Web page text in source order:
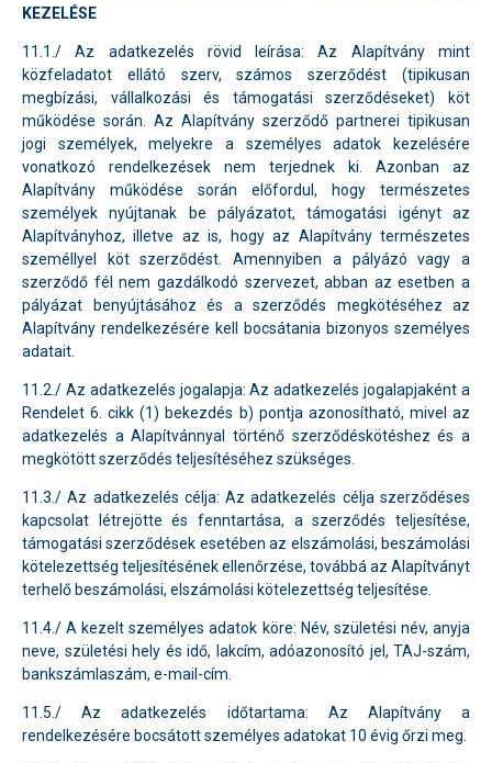
KEZELÉSE
11.1./ Az adatkezelés rövid leírása: Az Alapítvány mint
közfeladatot ellátó szerv, számos szerződést (tipikusan
megbízási, vállalkozási és támogatási szerződéseket) köt
működése során. Az Alapítvány szerződő partnerei tipikusan
jogi személyek, melyekre a személyes adatok kezelésére
vonatkozó rendelkezések nem terjednek ki. Azonban az
Alapítvány működése során előfordul, hogy természetes
személyek nyújtanak be pályázatot, támogatási igényt az
Alapítványhoz, illetve az is, hogy az Alapítvány természetes
személlyel köt szerződést. Amennyiben a pályázó vagy a
szerződő fél nem gazdálkodó szervezet, abban az esetben a
pályázat benyújtásához és a szerződés megkötéséhez az
Alapítvány rendelkezésére kell bocsátania bizonyos személyes
adatait.
11.2./ Az adatkezelés jogalapja: Az adatkezelés jogalapjaként a
Rendelet 6. cikk (1) bekezdés b) pontja azonosítható, mivel az
adatkezelés a Alapítvánnyal történő szerződéskötéshez és a
megkötött szerződés teljesítéséhez szükséges.
11.3./ Az adatkezelés célja: Az adatkezelés célja szerződéses
kapcsolat létrejötte és fenntartása, a szerződés teljesítése,
támogatási szerződések esetében az elszámolási, beszámolási
kötelezettség teljesítésének ellenőrzése, továbbá az Alapítványt
terhelő beszámolási, elszámolási kötelezettség teljesítése.
11.4./ A kezelt személyes adatok köre: Név, születési név, anyja
neve, születési hely és idő, lakcím, adóazonosító jel, TAJ-szám,
bankszámlaszám, e-mail-cím.
11.5./ Az adatkezelés időtartama: Az Alapítvány a
rendelkezésére bocsátott személyes adatokat 10 évig őrzi meg.